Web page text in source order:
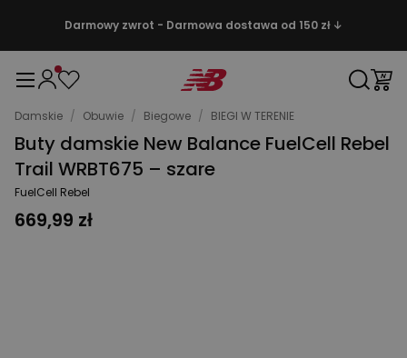
Darmowy zwrot - Darmowa dostawa od 150 zł ↓
Damskie / Obuwie / Biegowe / BIEGI W TERENIE
Buty damskie New Balance FuelCell Rebel
Trail WRBT675 – szare
FuelCell Rebel
669,99 zł